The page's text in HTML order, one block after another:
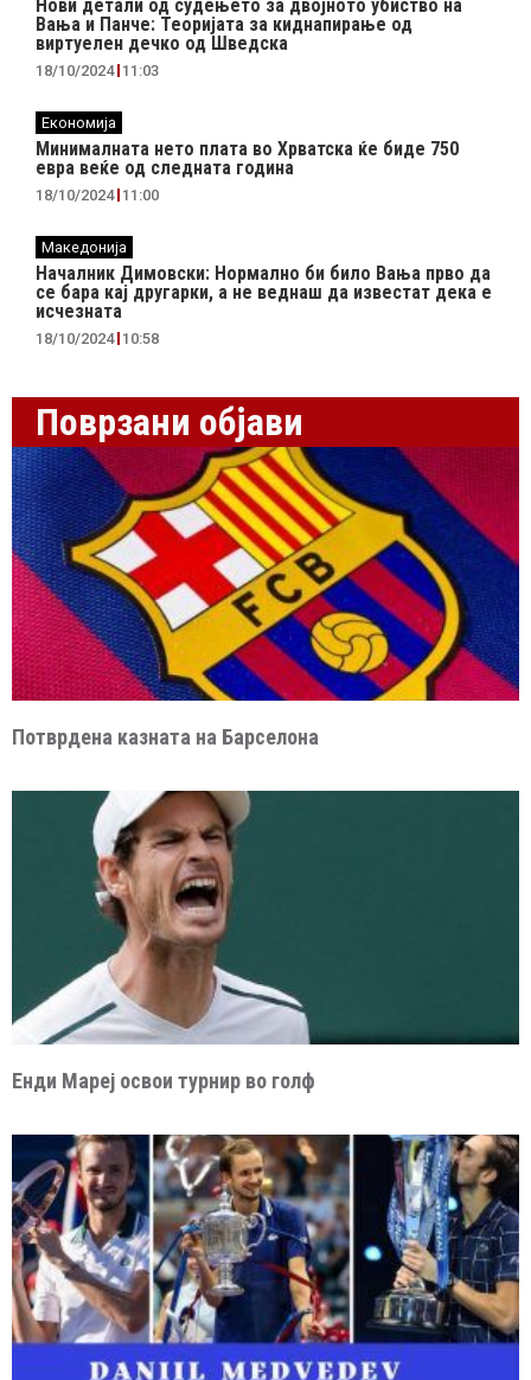
Нови детали од судењето за двојното убиство на
Вања и Панче: Теоријата за киднапирање од
виртуелен дечко од Шведска
18/10/2024 11:03
Економија
Минималната нето плата во Хрватска ќе биде 750
евра веќе од следната година
18/10/2024 11:00
Македонија
Началник Димовски: Нормално би било Вања прво да
се бара кај другарки, а не веднаш да известат дека е
исчезната
18/10/2024 10:58
Поврзани објави
Потврдена казната на Барселона
Енди Мареј освои турнир во голф